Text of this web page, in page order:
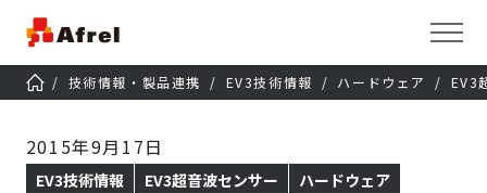
技術情報・製品連携 EV3技術情報 ハードウェア EV3
2015年9月17日
EV3技術情報 EV3超音波センサー ハードウェア